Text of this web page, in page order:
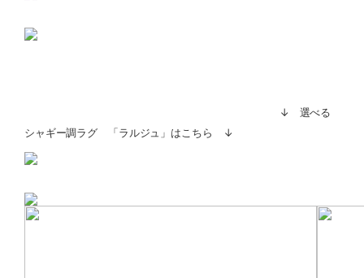
↓ 選べる
シャギー調ラグ 「ラルジュ」はこちら ↓